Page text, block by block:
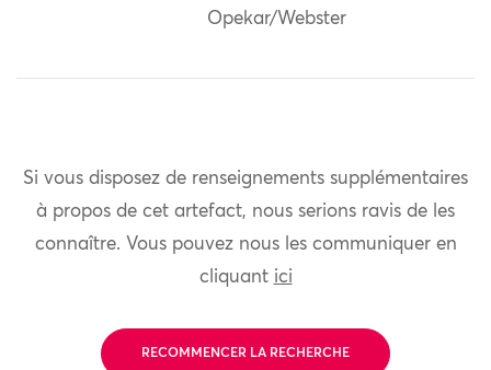
Opekar/Webster
Si vous disposez de renseignements supplémentaires
à propos de cet artefact, nous serions ravis de les
connaître. Vous pouvez nous les communiquer en
cliquant ici
RECOMMENCER LA RECHERCHE